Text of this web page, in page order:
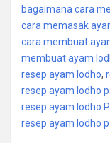
bagaimana cara
cara memasak
cara membuat
membuat ayam
resep ayam lodho,
resep ayam lodho
resep ayam lodho
resep ayam lodho